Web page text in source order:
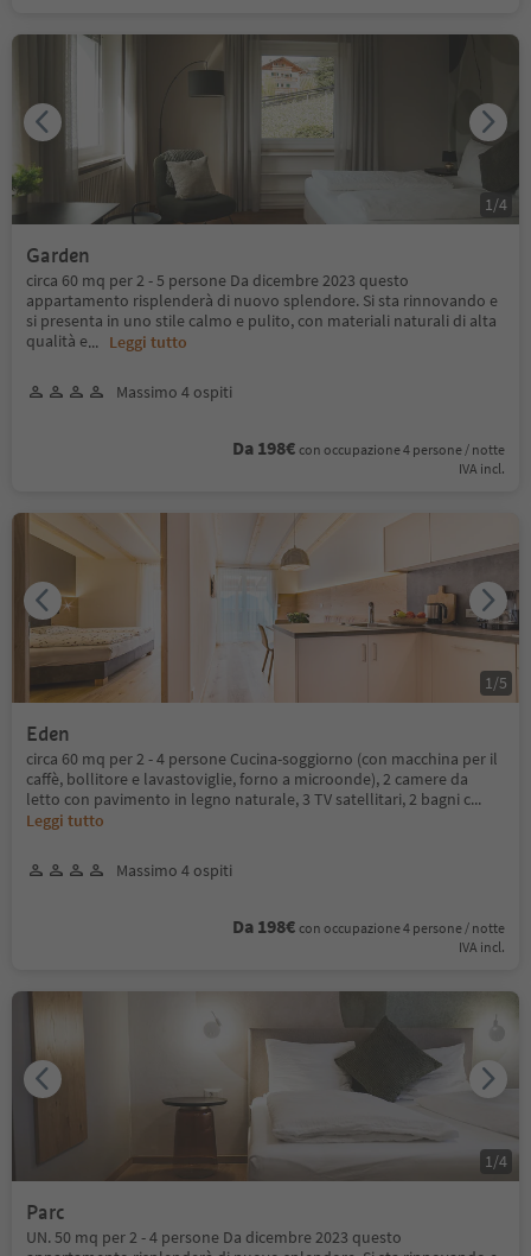
Garden
circa 60 mq per 2 - 5 persone Da dicembre 2023 questo
appartamento risplenderà di nuovo splendore. Si sta rinnovando e
si presenta in uno stile calmo e pulito, con materiali naturali di alta
qualità e... Leggi tutto
Massimo 4 ospiti
Da 198€ con occupazione 4 persone / notte
IVA incl.
1 /4
Eden
circa 60 mq per 2 - 4 persone Cucina-soggiorno (con macchina per il
caffè, bollitore e lavastoviglie, forno a microonde), 2 camere da
letto con pavimento in legno naturale, 3 TV satellitari, 2 bagni c...
Leggi tutto
Massimo 4 ospiti
Da 198€ con occupazione 4 persone / notte
IVA incl.
1 /5
Parc
UN. 50 mq per 2 - 4 persone Da dicembre 2023 questo
1 /4